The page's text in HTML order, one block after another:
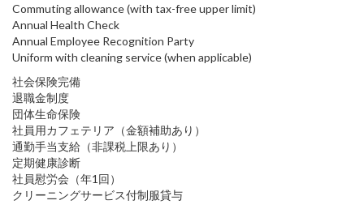
Commuting allowance (with tax-free upper limit)
Annual Health Check
Annual Employee Recognition Party
Uniform with cleaning service (when applicable)
社会保険完備
退職金制度
団体生命保険
社員用カフェテリア（金額補助あり）
通勤手当支給（非課税上限あり）
定期健康診断
社員慰労会（年1回）
クリーニングサービス付制服貸与